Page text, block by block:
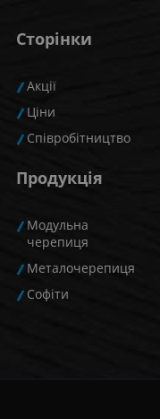
Сторінки
Акції
Ціни
Співробітництво
Продукція
Модульна
черепиця
Металочерепиця
Cофіти